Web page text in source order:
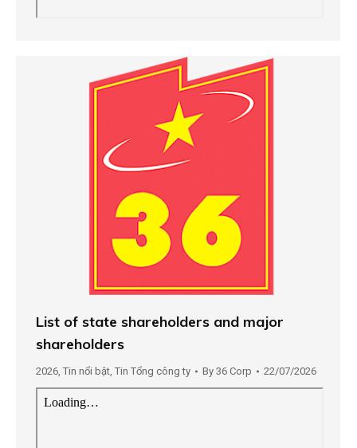
List of state shareholders and major
shareholders
2026 Tin nổi bật Tin Tổng công ty By 36 Corp 22/07/2026